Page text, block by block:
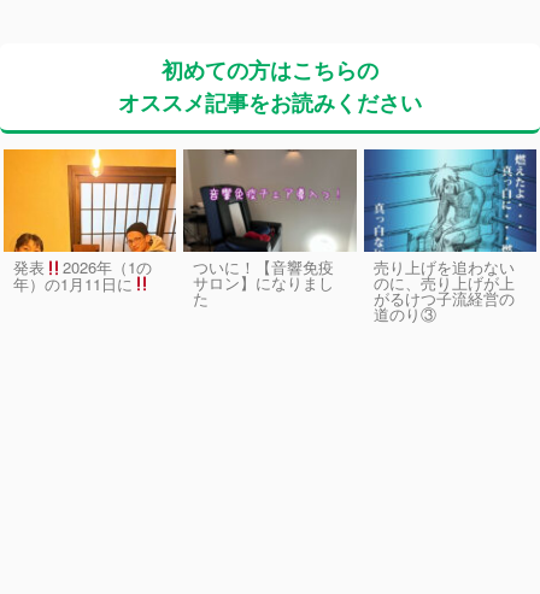
初めての方はこちらの
オススメ記事をお読みください
発表 2026年（1の
年）の1月11日に
ついに！【音響免疫
サロン】になりまし
た
売り上げを追わない
のに、売り上げが上
がるけつ子流経営の
道のり③